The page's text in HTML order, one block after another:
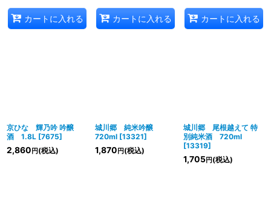
カートに入れる カートに入れる カートに入れる
京ひな 輝乃吟 吟醸
酒 1.8L [7675]
2,860 円 (税込)
城川郷 純米吟醸
720ml [13321]
1,870 円(税込)
城川郷 尾根越えて 特
別純米酒 720ml
[13319]
1,705円(税込)